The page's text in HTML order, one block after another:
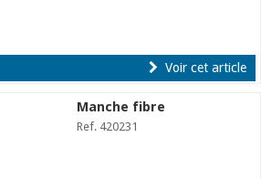
Voir cet article
Manche fibre
Ref. 420231